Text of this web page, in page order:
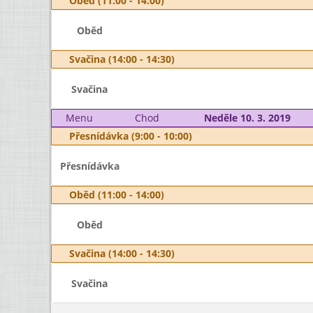
Oběd
Svačina (14:00 - 14:30)
Svačina
Menu Chod
Neděle 10. 3. 2019
Přesnídávka (9:00 - 10:00)
Přesnídávka
Oběd (11:00 - 14:00)
Oběd
Svačina (14:00 - 14:30)
Svačina